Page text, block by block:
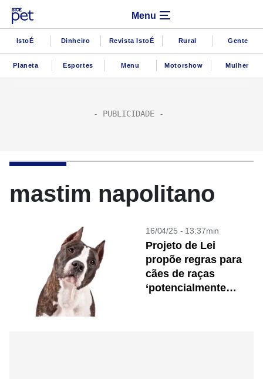
Menu
IstoÉ Dinheiro Revista IstoÉ Rural Gente
Planeta Esportes Menu Motorshow Mulher
mastim napolitano
16/04/25 - 13:37min
Projeto de Lei
propõe regras para
cães de raças
‘potencialmente